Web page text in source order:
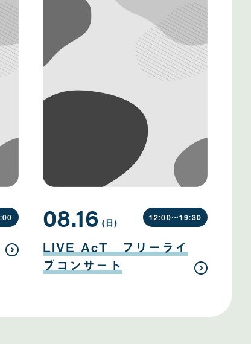
LIVE AcT フリーライ
ブコンサート
08.16
月
16
日
(日曜
日
) 12:00〜19:30